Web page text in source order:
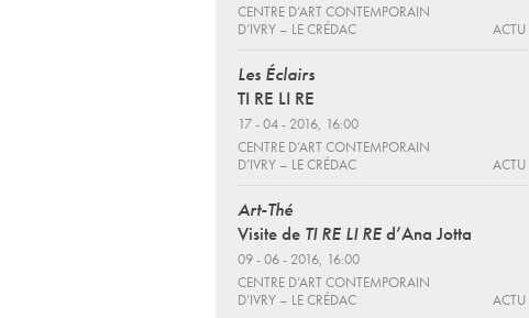
CENTRE D’ART CONTEMPORAIN
D’IVRY – LE CRÉDAC
ACTU
Les Éclairs
TI RE LI RE
17 - 04 - 2016, 16:00
CENTRE D’ART CONTEMPORAIN
D’IVRY – LE CRÉDAC
ACTU
Art-Thé
Visite de TI RE LI REd’Ana Jotta
09 - 06 - 2016, 16:00
CENTRE D’ART CONTEMPORAIN
D’IVRY – LE CRÉDAC
ACTU